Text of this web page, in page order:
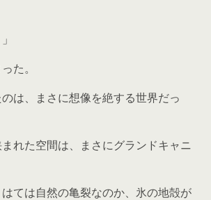
た。
は、まさに想像を絶する世界だっ
れた空間は、まさにグランドキャニ
ては自然の亀裂なのか、氷の地殻が